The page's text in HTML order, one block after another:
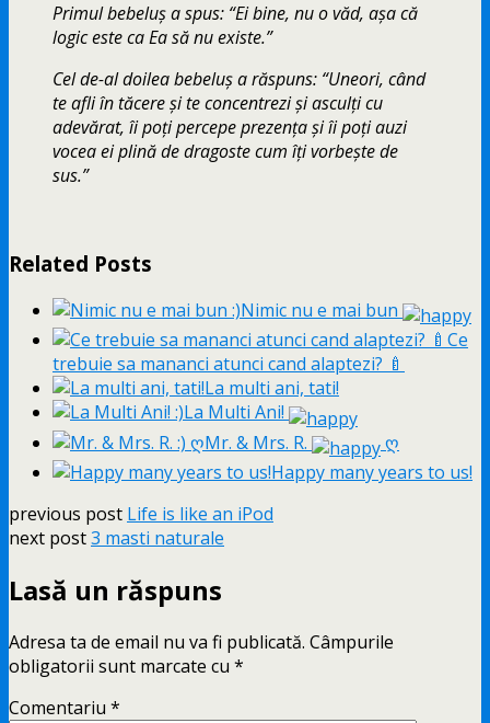
Primul bebeluș a spus: “Ei bine, nu o văd, așa că
logic este ca Ea să nu existe.”
Cel de-al doilea bebeluș a răspuns: “Uneori, când
te afli în tăcere și te concentrezi și asculți cu
adevărat, îi poți percepe prezența și îi poți auzi
vocea ei plină de dragoste cum îți vorbește de
sus.”
Related Posts
Nimic nu e mai bun
Ce
trebuie sa mananci atunci cand alaptezi? 🍼
La multi ani, tati!
La Multi Ani!
Mr. & Mrs. R.
ღ
Happy many years to us!
previous post Life is like an iPod
next post3 masti naturale
Lasă un răspuns
Adresa ta de email nu va fi publicată. Câmpurile
obligatorii sunt marcate cu *
Comentariu *